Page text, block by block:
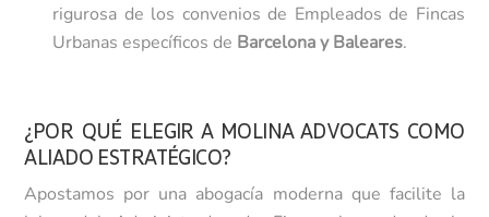
rigurosa de los convenios de Empleados de Fincas
Urbanas específicos de Barcelona y Baleares.
¿POR QUÉ ELEGIR A MOLINA ADVOCATS COMO
ALIADO ESTRATÉGICO?
Apostamos por una abogacía moderna que facilite la